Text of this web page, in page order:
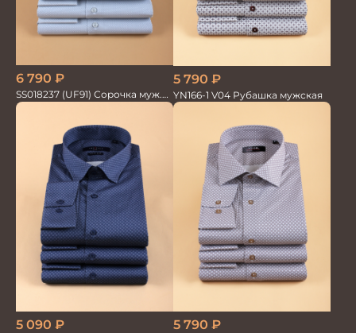
6 790 ₽
SS018237 (UF91) Сорочка муж.
GROSTYLE TRENDY
5 790 ₽
YN166-1 V04 Рубашка мужская
5 090 ₽ 5 790 ₽